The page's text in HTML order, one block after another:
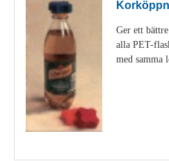
Ger ett
alla PET-
med samma